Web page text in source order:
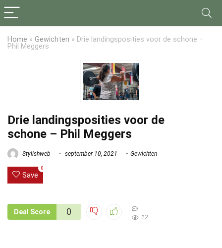
Home » Gewichten » Drie landingsposities voor de schone –
Phil Meggers
Drie landingsposities voor de
schone – Phil Meggers
Stylishweb september 10, 2021 Gewichten
Save
0
Deal Score 0
12